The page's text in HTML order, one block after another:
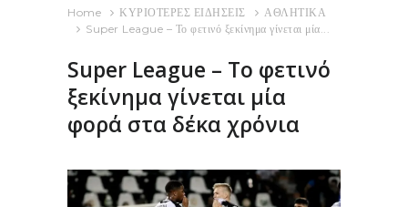
Home ΚΥΡΙΟΤΕΡΕΣ ΕΙΔΗΣΕΙΣ
ΑΘΛΗΤΙΚΑ
Super League – Το φετινό ξεκίνημα γίνεται μία...
Super League – Το φετινό
ξεκίνημα γίνεται μία
φορά στα δέκα χρόνια